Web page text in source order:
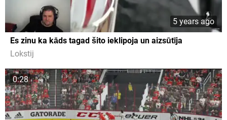
5 years ago
Es zinu ka kāds tagad šito ieklipoja un aizsūtīja
Lokstij
0:28